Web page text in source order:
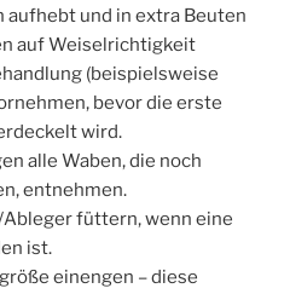
aufhebt und in extra Beuten
auf Weiselrichtigkeit
(beispielsweise
bevor die erste
wird.
alle Waben, die noch
entnehmen.
füttern, wenn eine
ist.
einengen – diese